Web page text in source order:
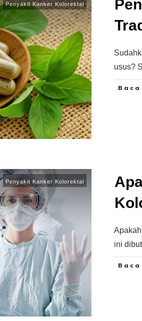
Penyakit Kanker Kolorektal
usus?
Penyakit Kanker Kolorektal
ini